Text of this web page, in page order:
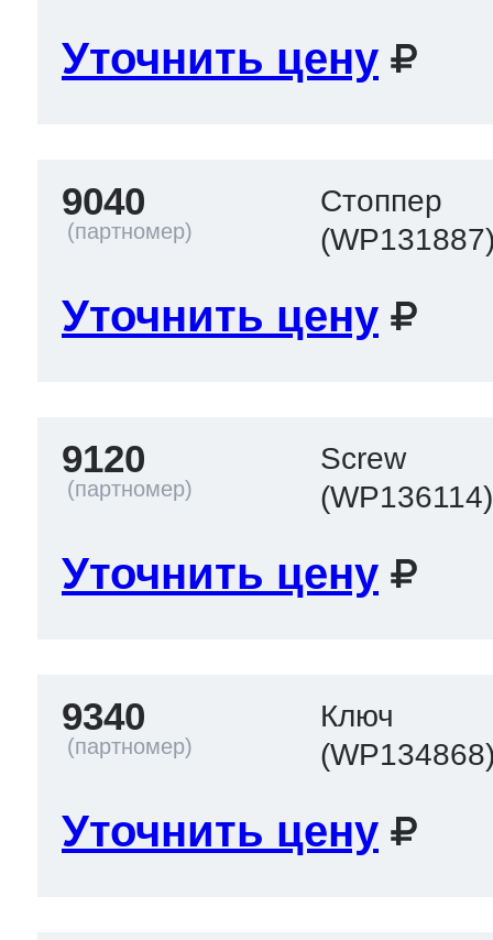
Уточнить цену
9040
Стоппер
Уточнить цену
9120
Screw
(WP136114)
Уточнить цену
9340
Ключ
Уточнить цену